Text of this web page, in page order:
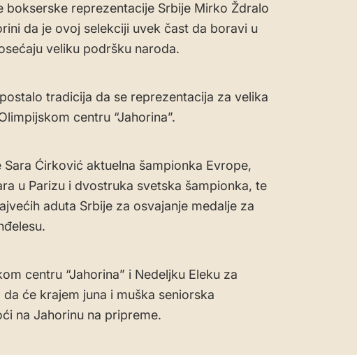
bokserske reprezentacije Srbije Mirko Ždralo
da je ovoj selekciji uvek čast da boravi u
veliku podršku naroda.
tradicija da se reprezentacija za velika
centru “Jahorina”.
Ćirković aktuelna šampionka Evrope,
u Parizu i dvostruka svetska šampionka, te
aduta Srbije za osvajanje medalje za
centru “Jahorina” i Nedeljku Eleku za
će krajem juna i muška seniorska
na Jahorinu na pripreme.